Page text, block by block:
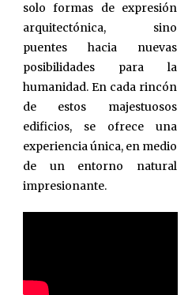
solo formas de expresión
arquitectónica, sino
puentes hacia nuevas
posibilidades para la
humanidad. En cada rincón
de estos majestuosos
edificios, se ofrece una
experiencia única, en medio
de un entorno natural
impresionante.